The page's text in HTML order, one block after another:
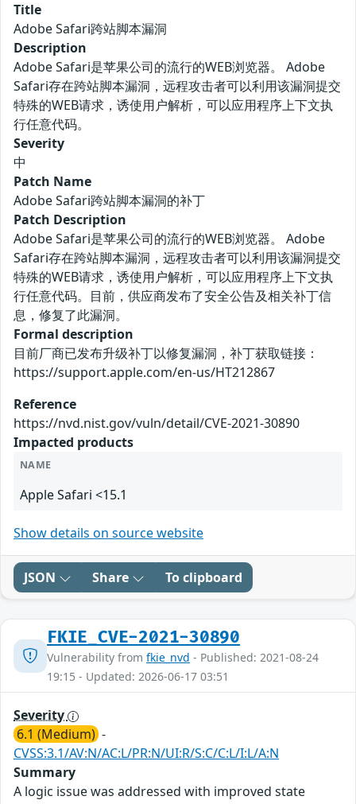
Title
Adobe Safari跨站脚本漏洞
Description
Adobe Safari是苹果公司的流行的WEB浏览器。 Adobe
Safari存在跨站脚本漏洞，远程攻击者可以利用该漏洞提交
特殊的WEB请求，诱使用户解析，可以应用程序上下文执
行任意代码。
Severity
中
Patch Name
Adobe Safari跨站脚本漏洞的补丁
Patch Description
Adobe Safari是苹果公司的流行的WEB浏览器。 Adobe
Safari存在跨站脚本漏洞，远程攻击者可以利用该漏洞提交
特殊的WEB请求，诱使用户解析，可以应用程序上下文执
行任意代码。目前，供应商发布了安全公告及相关补丁信
息，修复了此漏洞。
Formal description
目前厂商已发布升级补丁以修复漏洞，补丁获取链接：
https://support.apple.com/en-us/HT212867
Reference
https://nvd.nist.gov/vuln/detail/CVE-2021-30890
Impacted products
NAME
Apple Safari <15.1
Show details on source website
JSON Share To clipboard
FKIE_CVE-2021-30890
Vulnerability from fkie_nvd - Published: 2021-08-24
19:15 - Updated: 2026-06-17 03:51
Severity
6.1 (Medium) -
CVSS:3.1/AV:N/AC:L/PR:N/UI:R/S:C/C:L/I:L/A:N
Summary
A logic issue was addressed with improved state